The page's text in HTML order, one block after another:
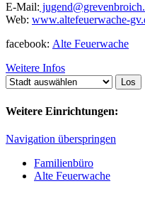
E-Mail:
Web: www.altefeuerwache-
facebook: Alte Feuerwache
Weitere Infos
Weitere Einrichtungen:
Navigation überspringen
Familienbüro
Alte Feuerwache